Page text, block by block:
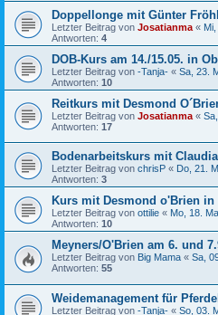
Doppellonge mit Günter
Letzter Beitrag von Josatianma «
Antworten: 4
DOB-Kurs am 14./15.05. in
Letzter Beitrag von -Tanja- « Sa, 23.
Antworten: 10
Reitkurs mit Desmond
Letzter Beitrag von Josatianma «
Antworten: 17
Bodenarbeitskurs mit
Letzter Beitrag von chrisP « Do, 21.
Antworten: 3
Kurs mit Desmond o'Brien in
Letzter Beitrag von ottilie « Mo, 18.
Antworten: 10
Meyners/O'Brien am 6. und
Letzter Beitrag von Big Mama « Sa,
Antworten: 55
Weidemanagement für
Letzter Beitrag von -Tanja- « So, 03.